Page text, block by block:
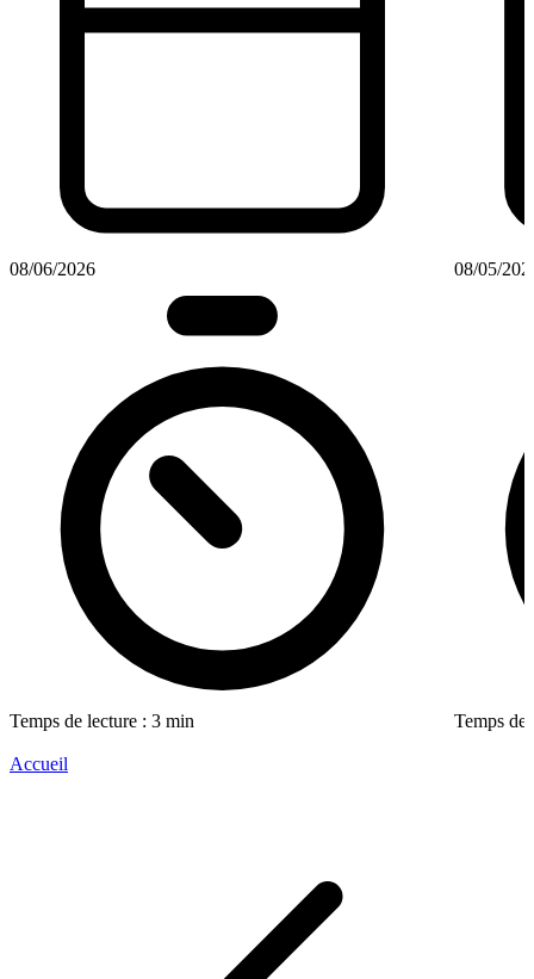
08/06/2026
Temps de lecture : 3 min
08/05/
Temps de
Accueil